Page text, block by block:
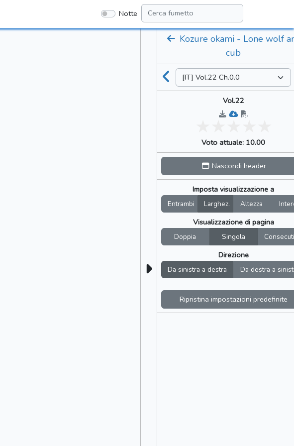
Notte
Kozure okami - Lone wolf
cub
Vol.22
Voto attuale: 10.00
Nascondi header
Imposta visualizzazione a
Entrambi Larghez. Altezza
Visualizzazione di pagina
Doppia Singola
Direzione
Da sinistra a destra Da destra a
Ripristina impostazioni predefinite